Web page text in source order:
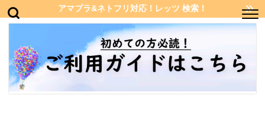
アマプラ&ネトフリ対応！レッツ 検索！